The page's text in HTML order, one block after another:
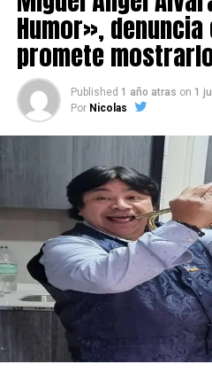
Humor»,
promete
Published 1 año atras on 1
Por Nicolas